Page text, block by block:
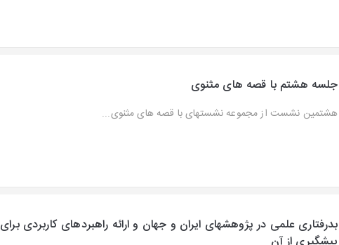
جلسه هشتم با قصه های مثنوی
هشتمین نشست از مجموعه نشستهای با قصه های مثنوی...
بدرفتاری علمی در پژوهشهای ایران و جهان و ارائه راهبردهای کاربردی برای